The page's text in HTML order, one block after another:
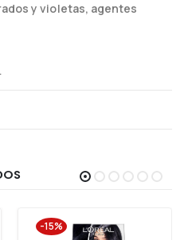
y violetas, agentes
-15%